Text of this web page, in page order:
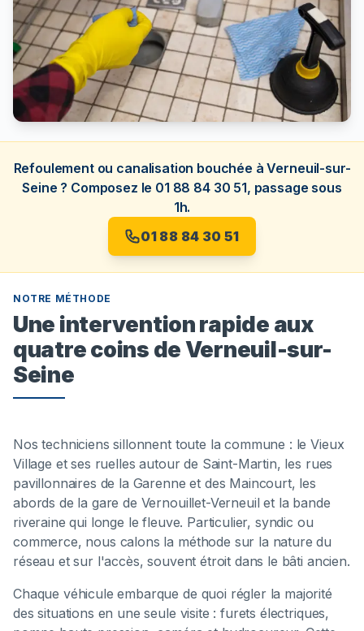
Refoulement ou canalisation bouchée à Verneuil-sur-
Seine ? Composez le 01 88 84 30 51, passage sous
1h.
01 88 84 30 51
NOTRE MÉTHODE
Une intervention rapide aux
quatre coins de Verneuil-sur-
Seine
Nos techniciens sillonnent toute la commune : le Vieux
Village et ses ruelles autour de Saint-Martin, les rues
pavillonnaires de la Garenne et des Maincourt, les
abords de la gare de Vernouillet-Verneuil et la bande
riveraine qui longe le fleuve. Particulier, syndic ou
commerce, nous calons la méthode sur la nature du
réseau et sur l'accès, souvent étroit dans le bâti ancien.
Chaque véhicule embarque de quoi régler la majorité
des situations en une seule visite : furets électriques,